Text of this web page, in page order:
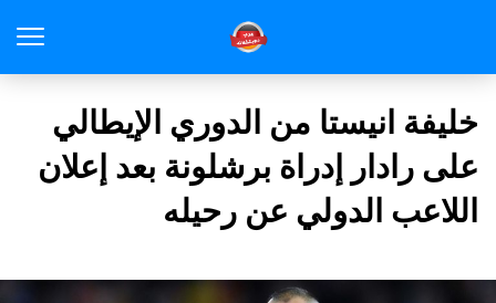
خليفة انيستا من الدوري الإيطالي
على رادار إدراة برشلونة بعد إعلان
اللاعب الدولي عن رحيله